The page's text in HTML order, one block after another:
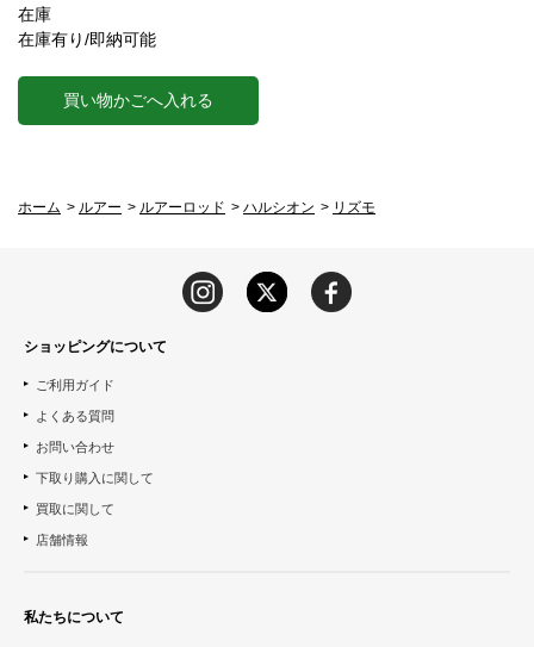
在庫
在庫有り/即納可能
買い物かごへ入れる
ホーム > ルアー > ルアーロッド > ハルシオン > リズモ
ショッピングについて
ご利用ガイド
よくある質問
お問い合わせ
下取り購入に関して
買取に関して
店舗情報
私たちについて